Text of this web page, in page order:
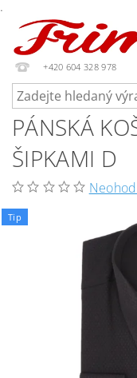
.
+420 604 328 978
PÁNSKÁ
ŠIPKAMI D
Tip